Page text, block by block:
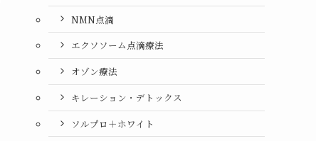
NMN点滴
エクソソーム点滴療法
オゾン療法
キレーション・デトックス
ソルプロ＋ホワイト